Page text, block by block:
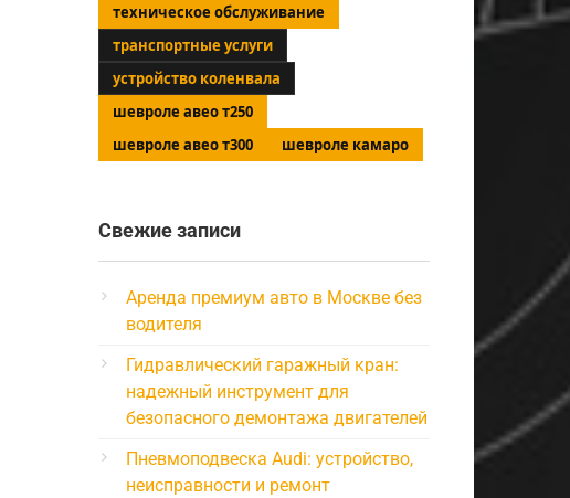
техническое обслуживание
транспортные услуги
устройство коленвала
шевроле авео т250
шевроле авео т300
шевроле камаро
Свежие записи
Аренда премиум авто в Москве без
водителя
Гидравлический гаражный кран:
надежный инструмент для
безопасного демонтажа двигателей
Пневмоподвеска Audi: устройство,
неисправности и ремонт